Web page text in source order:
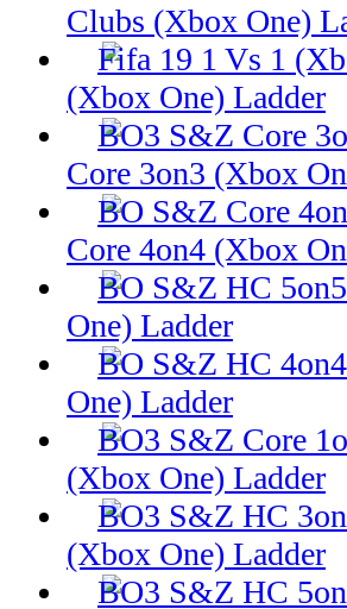
Clubs (Xbox One)
(Xbox One) Ladder
Core 3on3 (Xbox
Core 4on4 (Xbox
One) Ladder
One) Ladder
(Xbox One) Ladder
(Xbox One) Ladder